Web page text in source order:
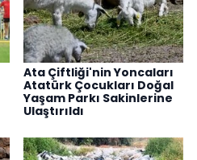
Ata Çiftliği'nin Yoncaları
Atatürk Çocukları Doğal
Yaşam Parkı Sakinlerine
Ulaştırıldı